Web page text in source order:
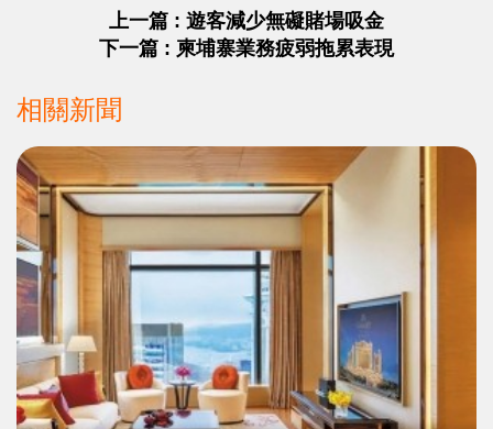
上一篇 : 遊客減少無礙賭場吸金
下一篇 : 柬埔寨業務疲弱拖累表現
相關新聞